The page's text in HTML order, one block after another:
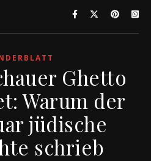
Ghetto
Warum der
jüdische
schrieb